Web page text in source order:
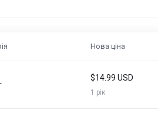
Нова ціна
$14.99 USD
1 рік